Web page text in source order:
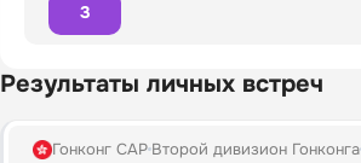
3
Результаты личных встреч
Гонконг САР Второй дивизион Гонконга